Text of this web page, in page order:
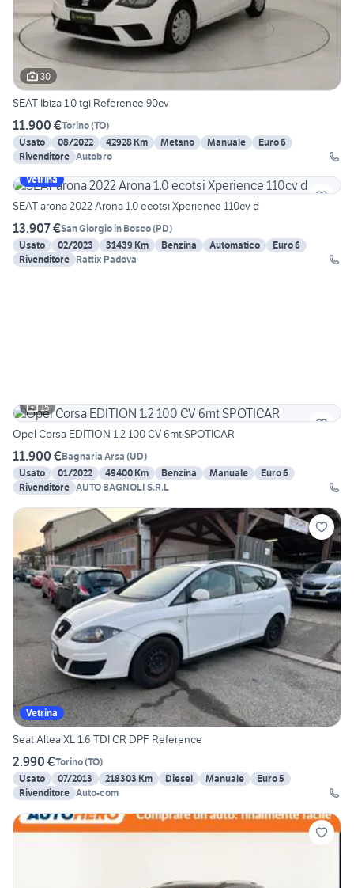
30
SEAT Ibiza 1.0 tgi Reference 90cv
11.900 €Torino(TO)
Usato
08/2022 42928 Km Metano Manuale
Euro 6
Rivenditore Autobro
Vetrina
SEAT arona 2022 Arona 1.0 ecotsi Xperience 110cv d
13.907 €San Giorgio in Bosco(PD)
Usato
02/2023 31439 Km Benzina Automatico
Euro 6
Rivenditore Rattix Padova
15
Opel Corsa EDITION 1.2 100 CV 6mt SPOTICAR
11.900 €Bagnaria Arsa (UD)
Usato
01/2022 49400 Km Benzina Manuale
Euro 6
Rivenditore AUTO BAGNOLI S.R.L
Vetrina
Seat Altea XL 1.6 TDI CR DPF Reference
2.990 €Torino(TO)
Usato
07/2013 218303 Km Diesel Manuale
Euro 5
Rivenditore Auto-com